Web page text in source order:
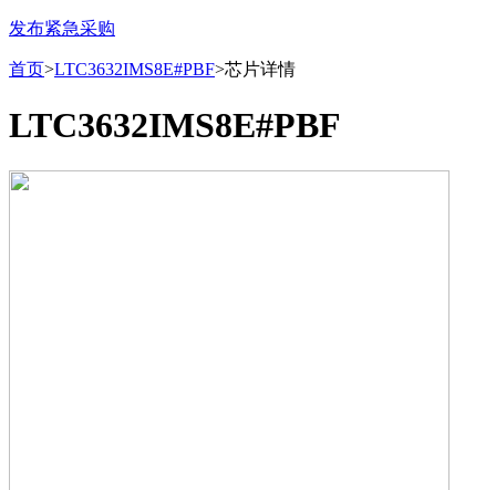
发布紧急采购
首页>LTC3632IMS8E#PBF>芯片详情
LTC3632IMS8E#PBF